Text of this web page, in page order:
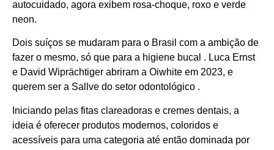
autocuidado, agora exibem rosa-choque, roxo e verde
neon.
Dois suíços se mudaram para o Brasil com a ambição de
fazer o mesmo, só que para a higiene bucal . Luca Ernst
e David Wiprächtiger abriram a Oiwhite em 2023, e
querem ser a Sallve do setor odontológico .
Iniciando pelas fitas clareadoras e cremes dentais, a
ideia é oferecer produtos modernos, coloridos e
acessíveis para uma categoria até então dominada por